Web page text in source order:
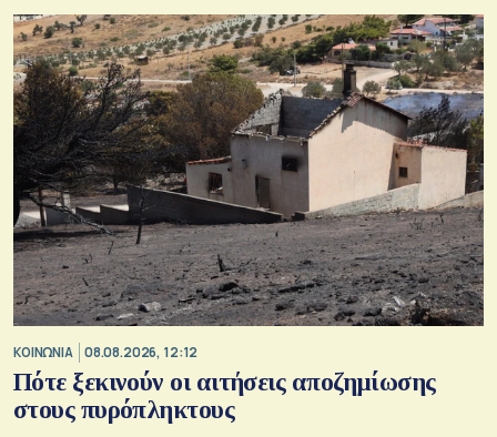
ΚΟΙΝΩΝΙΑ 08.08.2026, 12:12
Πότε ξεκινούν οι αιτήσεις αποζημίωσης
στους πυρόπληκτους